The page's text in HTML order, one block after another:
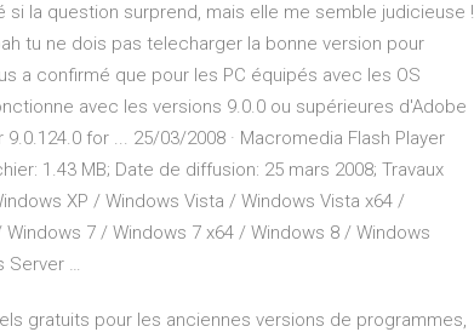
si la question surprend, mais elle me semble judicieuse !
tu ne dois pas telecharger la bonne version pour
a confirmé que pour les PC équipés avec les OS
avec les versions 9.0.0 ou supérieures d'Adobe
for ... 25/03/2008 · Macromedia Flash Player
1.43 MB; Date de diffusion: 25 mars 2008; Travaux
XP / Windows Vista / Windows Vista x64 /
7 / Windows 7 x64 / Windows 8 / Windows
Server …
gratuits pour les anciennes versions de programmes,